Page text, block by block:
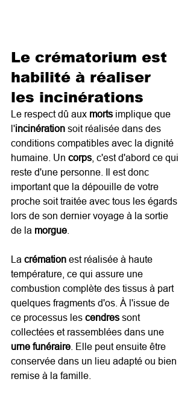
Le crématorium est
habilité à réaliser
les incinérations
Le respect dû aux morts implique que
l'incinération soit réalisée dans des
conditions compatibles avec la dignité
humaine. Un corps , c'est d'abord ce qui
reste d'une personne. Il est donc
important que la dépouille de votre
proche soit traitée avec tous les égards
lors de son dernier voyage à la sortie
de la morgue
La crémation est réalisée à haute
température, ce qui assure une
combustion complète des tissus à part
quelques fragments d'os. À l'issue de
ce processus les cendres sont
collectées et rassemblées dans une
urne funéraire . Elle peut ensuite être
conservée dans un lieu adapté ou bien
remise à la famille.